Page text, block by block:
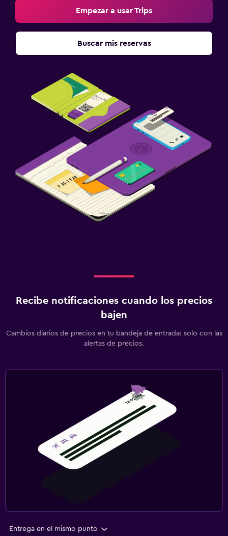
Empezar a usar Trips
Buscar mis reservas
Recibe notificaciones cuando los precios
bajen
Cambios diarios de precios en tu bandeja de entrada: solo con las
alertas de precios.
Entrega en el mismo punto